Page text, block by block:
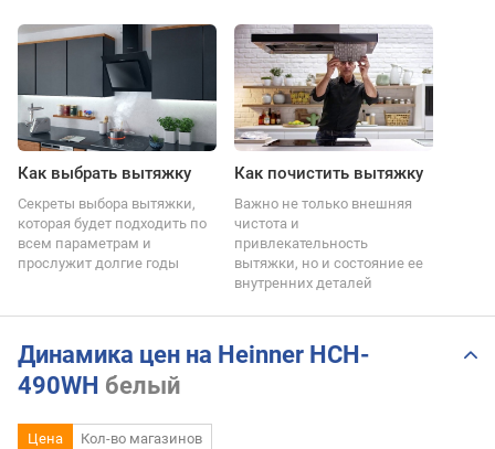
Как выбрать вытяжку
Секреты выбора вытяжки,
которая будет подходить по
всем параметрам и
прослужит долгие годы
Как почистить вытяжку
Важно не только внешняя
чистота и
привлекательность
вытяжки, но и состояние ее
внутренних деталей
Динамика цен на Heinner HCH-
490WH белый
Цена Кол-во магазинов